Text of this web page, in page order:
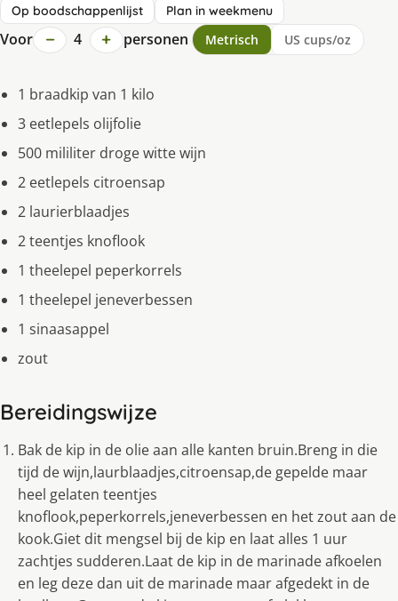
Op boodschappenlijst Plan in weekmenu
Voor − 4 + personen Metrisch US cups/oz
1 braadkip van 1 kilo
3 eetlepels olijfolie
500 mililiter droge witte wijn
2 eetlepels citroensap
2 laurierblaadjes
2 teentjes knoflook
1 theelepel peperkorrels
1 theelepel jeneverbessen
1 sinaasappel
zout
Bereidingswijze
Bak de kip in de olie aan alle kanten bruin.Breng in die
tijd de wijn,laurblaadjes,citroensap,de gepelde maar
heel gelaten teentjes
knoflook,peperkorrels,jeneverbessen en het zout aan de
kook.Giet dit mengsel bij de kip en laat alles 1 uur
zachtjes sudderen.Laat de kip in de marinade afkoelen
en leg deze dan uit de marinade maar afgedekt in de